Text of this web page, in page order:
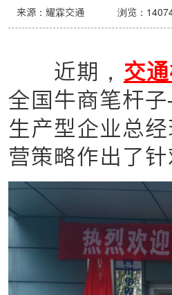
来源：耀霖交通 浏览：
近期， 交
全国牛商笔杆
生产型企业总
营策略作出了针